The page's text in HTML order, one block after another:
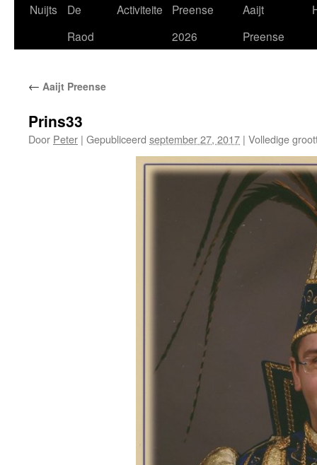
Spring
inhoud
Nuijts
De
Raod
Activiteite
Preense
2026
Aaijt
Preense
← Aaijt Preense
Prins33
Door Peter | Gepubliceerd september 27, 2017 | Volledige